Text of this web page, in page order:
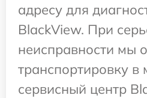
адресу для
BlackView. При
неисправности мы
транспортировку в
сервисный центр